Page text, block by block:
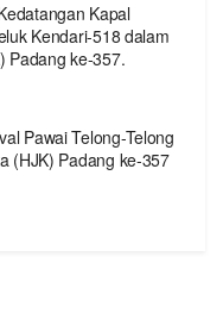
Kapal
Kendari-518 dalam
Padang ke-357.
Pawai Telong-Telong
(HJK) Padang ke-357